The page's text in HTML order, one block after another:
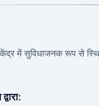
में सुविधाजनक रूप से स्थित